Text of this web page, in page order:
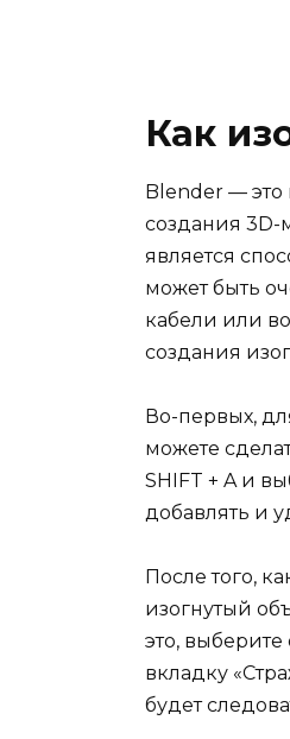
Как
Blender —
создания
является
может быть
кабели или
создания
Во-первых,
можете
SHIFT + A и
добавлять и
После того,
изогнутый
это,
вкладку
будет